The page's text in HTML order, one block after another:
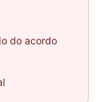
do acordo